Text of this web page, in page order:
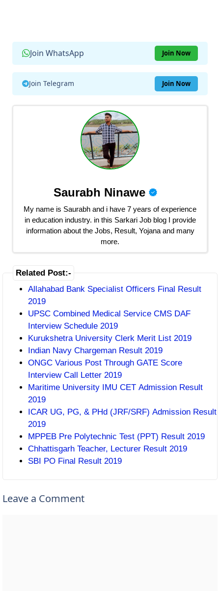
Join WhatsApp Join Now
Join Telegram Join Now
Saurabh Ninawe
My name is Saurabh and i have 7 years of experience
in education industry. in this Sarkari Job blog I provide
information about the Jobs, Result, Yojana and many
more.
Related Post:-
Allahabad Bank Specialist Officers Final Result
2019
UPSC Combined Medical Service CMS DAF
Interview Schedule 2019
Kurukshetra University Clerk Merit List 2019
Indian Navy Chargeman Result 2019
ONGC Various Post Through GATE Score
Interview Call Letter 2019
Maritime University IMU CET Admission Result
2019
ICAR UG, PG, & PHd (JRF/SRF) Admission Result
2019
MPPEB Pre Polytechnic Test (PPT) Result 2019
Chhattisgarh Teacher, Lecturer Result 2019
SBI PO Final Result 2019
Leave a Comment